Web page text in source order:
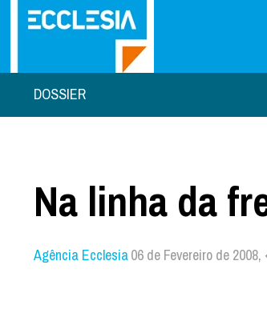
DOSSIER
Na linha da
Agência Ecclesia06 de Fevereiro de